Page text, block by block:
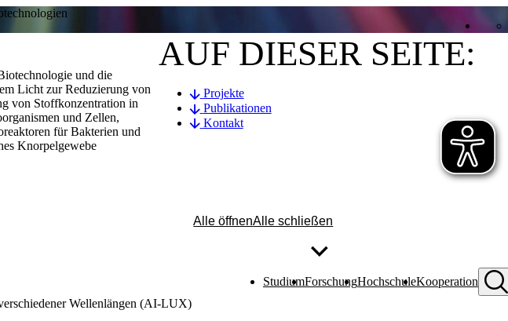
StudiumForschungHochschuleKooperation
und die
Licht zur Reduzierung von
von Stoffkonzentration in
und Zellen,
für Bakterien und
Knorpelgewebe
AUF DIESER SEITE:
Projekte
Publikationen
Kontakt
Alle öffnenAlle schließen
Wellenlängen (AI-LUX)